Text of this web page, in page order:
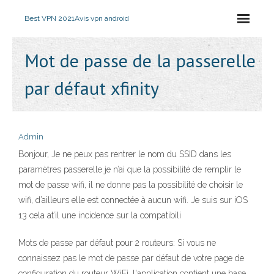
Best VPN 2021Avis vpn android
Mot de passe de la passerelle
par défaut xfinity
Admin
Bonjour, Je ne peux pas rentrer le nom du SSID dans les
paramètres passerelle je n’ai que la possibilité de remplir le
mot de passe wifi, il ne donne pas la possibilité de choisir le
wifi, d’ailleurs elle est connectée à aucun wifi. Je suis sur iOS
13 cela at’il une incidence sur la compatibili
Mots de passe par défaut pour 2 routeurs: Si vous ne
connaissez pas le mot de passe par défaut de votre page de